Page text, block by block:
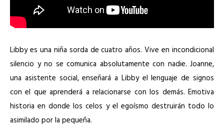
Libby es una niña sorda de cuatro años. Vive en incondicional
silencio y no se comunica absolutamente con nadie. Joanne,
una asistente social, enseñará a Libby el lenguaje de signos
con el que aprenderá a relacionarse con los demás. Emotiva
historia en donde los celos y el egoísmo destruirán todo lo
asimilado por la pequeña.